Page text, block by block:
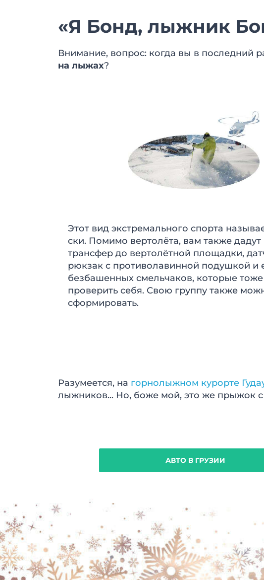
«Я Бонд, лыжник
Внимание, вопрос: когда вы в последний
на лыжах?
Этот вид экстремального спорта
ски. Помимо вертолёта, вам также дадут
трансфер до вертолётной площадки,
рюкзак с противолавинной подушкой и
безбашенных смельчаков, которые
проверить себя. Свою группу также
сформировать.
Разумеется, на горнолыжном курорте
лыжников... Но, боже мой, это же прыжок с
АВТО В ГРУЗИИ